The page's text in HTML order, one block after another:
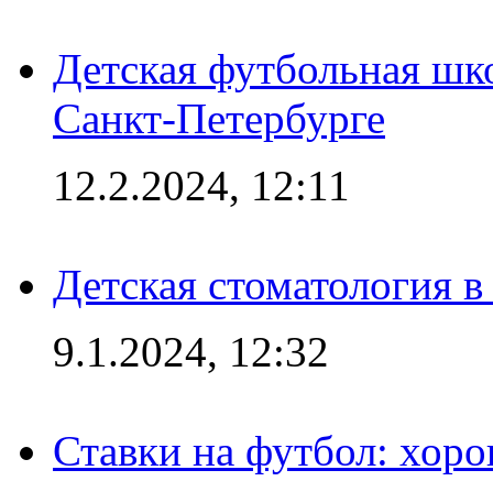
Детская футбольная
Санкт-Петербурге
12.2.2024, 12:11
Детская стоматология
9.1.2024, 12:32
Ставки на футбол: